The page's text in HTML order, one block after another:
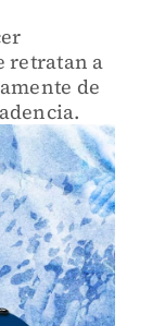
retratan a
de